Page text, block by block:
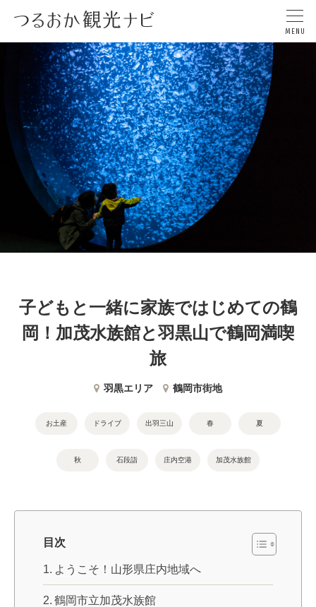
子どもと一緒に家族ではじめての鶴
岡！加茂水族館と羽黒山で鶴岡満喫
旅
羽黒エリア 鶴岡市街地
お土産 ドライブ 出羽三山 春 夏
秋 石段詣 庄内空港 加茂水族館
目次
ようこそ！山形県庄内地域へ
鶴岡市立加茂水族館